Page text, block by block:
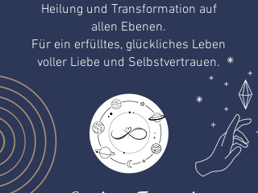
Heilung und Transformation auf
allen Ebenen.
Für ein erfülltes, glückliches Leben
voller Liebe und Selbstvertrauen.